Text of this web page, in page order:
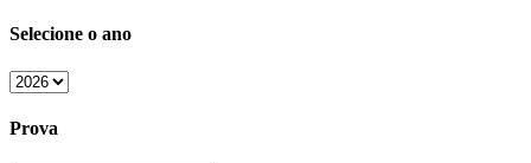
Selecione o ano
Prova